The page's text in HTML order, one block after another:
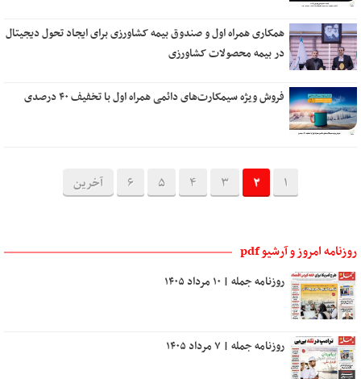
همکاری همراه اول و صندوق بیمه کشاورزی برای ایجاد تحول دیجیتال
در بیمه محصولات کشاورزی
فروش ویژه سیمکارت‌های دائمی همراه اول با تخفیف ۴۰ درصدی
1
2
3
4
5
6 آخرین
روزنامه امروز و آرشیو pdf
روزنامه جمله | ۱۰ مرداد ۱۴۰۵
روزنامه جمله | ۷ مرداد ۱۴۰۵